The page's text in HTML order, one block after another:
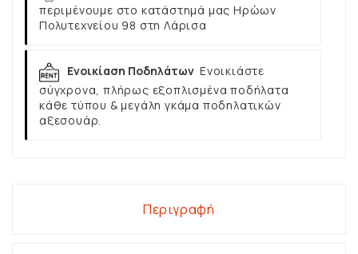
περιμένουμε στο κατάστημά μας Ηρώων
Πολυτεχνείου 98 στη Λάρισα
Ενοικίαση Ποδηλάτων Ενοικιάστε
σύγχρονα, πλήρως εξοπλισμένα ποδήλατα
κάθε τύπου & μεγάλη γκάμα ποδηλατικών
αξεσουάρ.
Περιγραφή